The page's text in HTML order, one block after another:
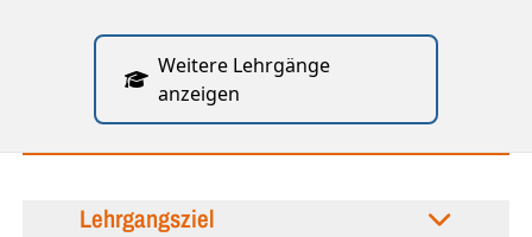
Weitere Lehrgänge
anzeigen
Lehrgangsziel